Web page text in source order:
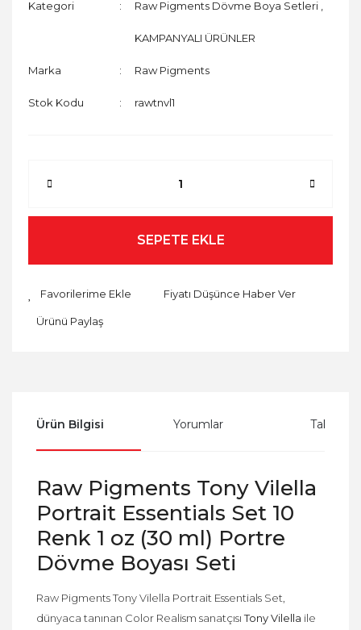
Kategori Raw Pigments Dövme Boya Setleri
KAMPANYALI ÜRÜNLER
Marka Raw Pigments
Stok Kodu rawtnvl1
SEPETE EKLE
Fiyatı Düşünce Haber Ver
Ürünü Paylaş
Ürün Bilgisi Yorumlar Taksit
Raw Pigments Tony Vilella
Portrait Essentials Set 10
Renk 1 oz (30 ml) Portre
Dövme Boyası Seti
Raw Pigments Tony Vilella Portrait Essentials Set,
dünyaca tanınan Color Realism sanatçısıTony Vilella ile